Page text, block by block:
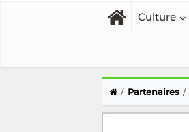
Culture
Partenaires